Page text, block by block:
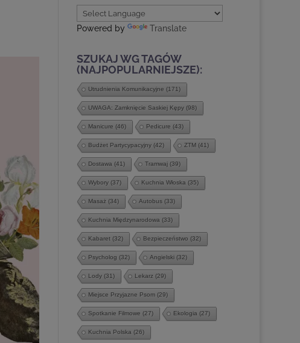
Powered by Translate
SZUKAJ WG TAGÓW
(NAJPOPULARNIEJSZE):
Utrudnienia Komunikacyjne (171)
UWAGA: Zamknięcie Saskiej Kępy (98)
Manicure (46) Pedicure (43)
Budżet Partycypacyjny (42) ZTM (41)
Dostawa (41) Tramwaj (39)
Wybory (37) Kuchnia Włoska (35)
Masaż (34) Autobus (33)
Kuchnia Międzynarodowa (33)
Kabaret (32) Bezpieczeństwo (32)
Psycholog (32) Angielski (32)
Lody (31) Lekarz (29)
Miejsce Przyjazne Psom (29)
Spotkanie Filmowe (27) Ekologia (27)
Kuchnia Polska (26)